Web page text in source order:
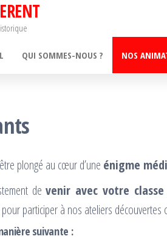
QUI SOMMES-NOUS ? NOS
plongé au cœur d’une énigme
devenir avec votre
pour participer à nos ateliers
suivante :